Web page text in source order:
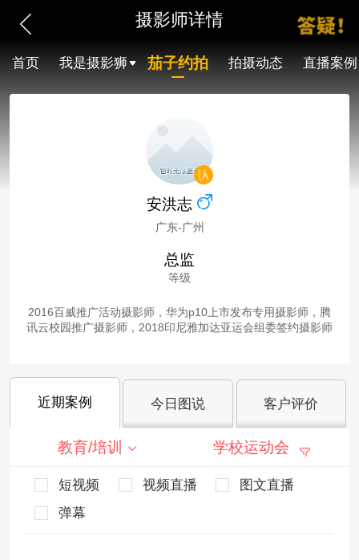
摄影师详情
首页 我是摄影狮 茄子约拍 拍摄动态 直播案例
安洪志
广东-广州
总监
等级
2016百威推广活动摄影师，华为p10上市发布专用摄影师，腾
讯云校园推广摄影师，2018印尼雅加达亚运会组委签约摄影师
近期案例 今日图说 客户评价
教育/培训 学校运动会
短视频 视频直播
图文直播
弹幕